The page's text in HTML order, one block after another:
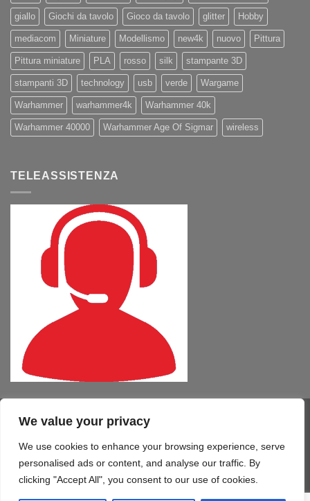
We value your privacy
We use cookies to enhance your browsing experience, serve
personalised ads or content, and analyse our traffic. By
clicking "Accept All", you consent to our use of cookies.
giallo Giochi da tavolo Gioco da tavolo glitter Hobby
mediacom Miniature Modellismo new4k nuovo Pittura
Pittura miniature PLA rosso silk stampante 3D
stampanti 3D technology usb verde Wargame
Warhammer warhammer4k Warhammer 40k
Warhammer 40000 Warhammer Age Of Sigmar wireless
TELEASSISTENZA
Visa PayPal MasterCard
Delivery
COMPUTER – TABLET – SMARTPHONE SOFTWARE
SERVIZI
STAMPA 3D
TELEFONIA CONTATTI
Copyright 2026 ©Mono Informatica S.r.l.c.r.